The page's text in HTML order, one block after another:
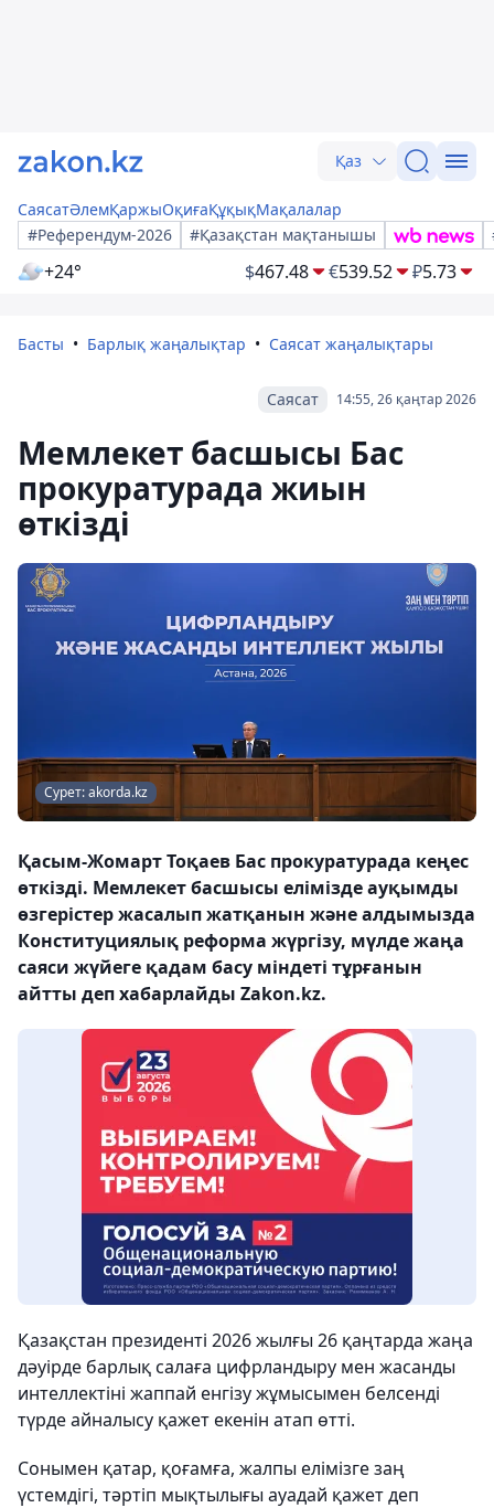
Қаз
СаясатӘлемҚаржыОқиғаҚұқықМақалалар
#Референдум-2026
#Қазақстан мақтанышы
+24° $467.48 €539.52 ₽5.73
Басты Барлық жаңалықтар Саясат жаңалықтары
14:55, 26 қаңтар 2026
Саясат
Мемлекет басшысы Бас
прокуратурада жиын
өткізді
Сурет: akorda.kz
Қасым-Жомарт Тоқаев Бас прокуратурада кеңес
өткізді. Мемлекет басшысы елімізде ауқымды
өзгерістер жасалып жатқанын және алдымызда
Конституциялық реформа жүргізу, мүлде жаңа
саяси жүйеге қадам басу міндеті тұрғанын
айтты деп хабарлайды Zakon.kz.
Қазақстан президенті 2026 жылғы 26 қаңтарда жаңа
дәуірде барлық салаға цифрландыру мен жасанды
интеллектіні жаппай енгізу жұмысымен белсенді
түрде айналысу қажет екенін атап өтті.
Сонымен қатар, қоғамға, жалпы елімізге заң
үстемдігі, тәртіп мықтылығы ауадай қажет деп